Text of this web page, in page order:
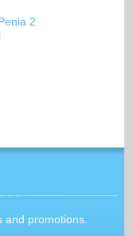
2
promotions.